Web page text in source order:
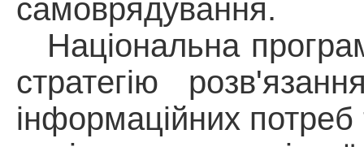
самоврядування.
Національна
стратегію
інформаційних потреб